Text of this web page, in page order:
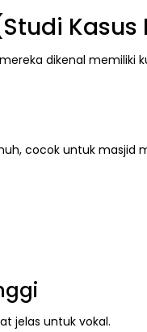
Kasus
dikenal memiliki
cocok untuk masjid
jelas untuk vokal.